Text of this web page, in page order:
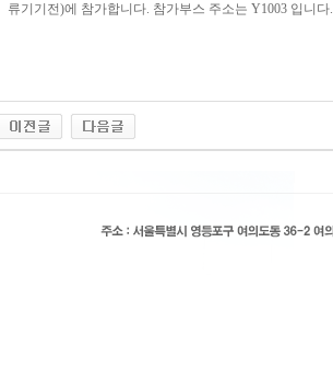
류기기전)에 참가합니다. 참가부스 주소는 Y1003 입니다.